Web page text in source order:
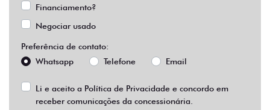
Whatsapp
Li e aceito a Política de Privacidade e concordo em
receber comunicações da concessionária.
Entrar em contato